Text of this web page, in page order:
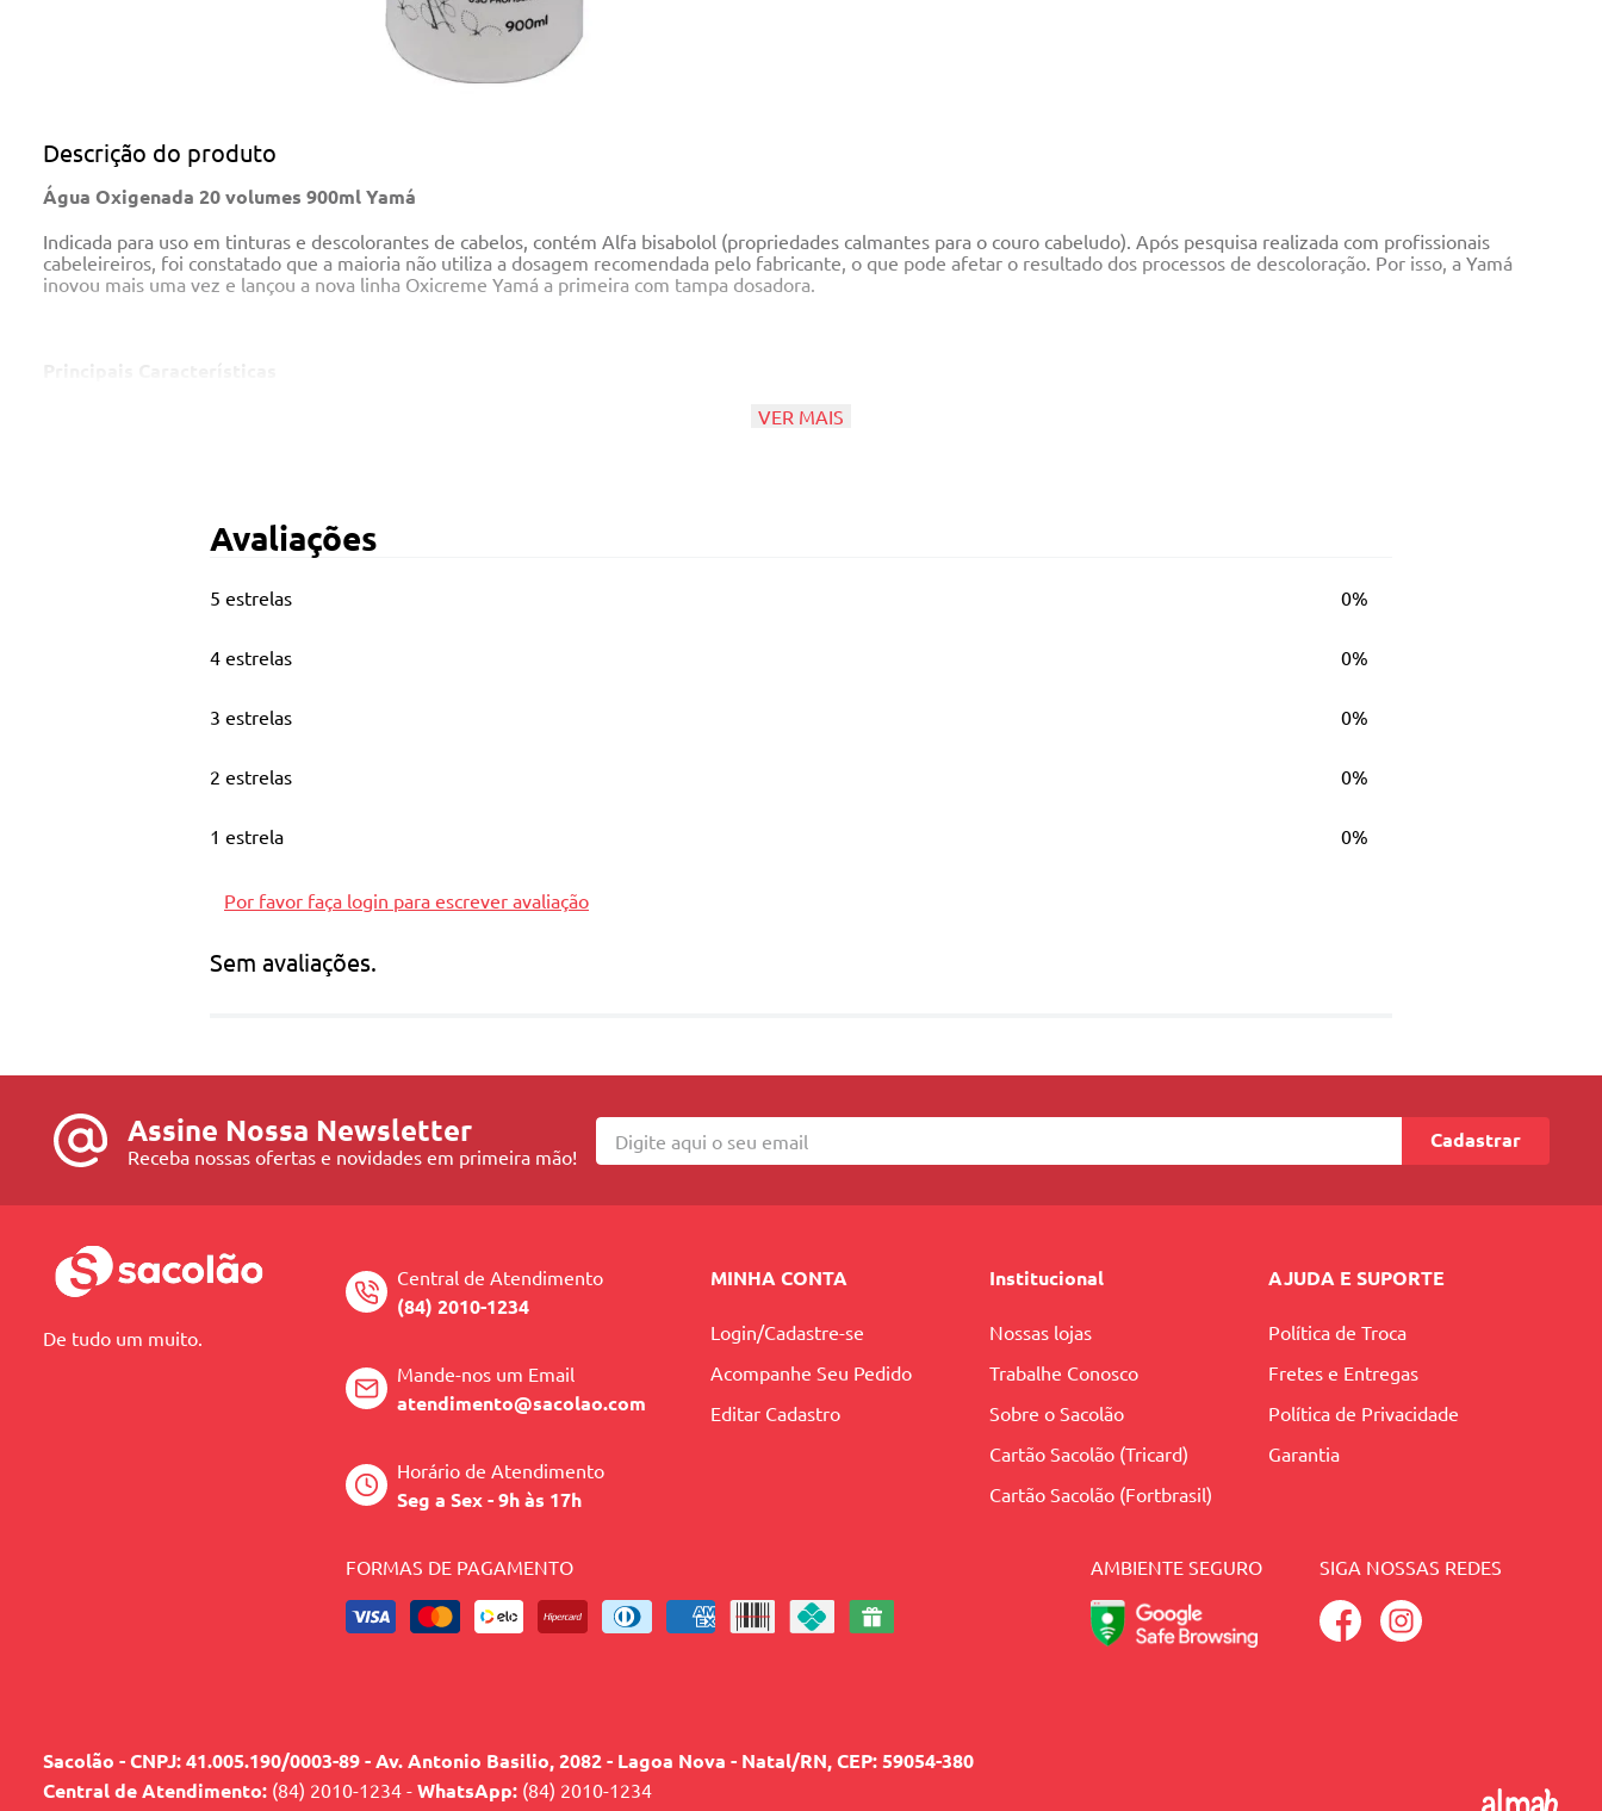
Descrição do produto
Água Oxigenada 20 volumes 900ml Yamá
Indicada para uso em tinturas e descolorantes de cabelos, contém Alfa bisabolol (propriedades calmantes para o couro cabeludo). Após pesquisa realizada com profissionais
cabeleireiros, foi constatado que a maioria não utiliza a dosagem recomendada pelo fabricante, o que pode afetar o resultado dos processos de descoloração. Por isso, a Yamá
inovou mais uma vez e lançou a nova linha Oxicreme Yamá a primeira com tampa dosadora.
VER MAIS
Avaliações
5 estrelas 0%
4 estrelas 0%
3 estrelas 0%
2 estrelas 0%
1 estrela 0%
Por favor faça login para escrever avaliação
Sem avaliações.
Assine Nossa Newsletter
Receba nossas ofertas e novidades em primeira mão!
Cadastrar
De tudo um muito.
Central de Atendimento
(84) 2010-1234
Mande-nos um Email
atendimento@sacolao.com
Horário de Atendimento
Seg a Sex - 9h às 17h
MINHA CONTA
Login/Cadastre-se
Acompanhe Seu Pedido
Editar Cadastro
Institucional
Nossas lojas
Trabalhe Conosco
Sobre o Sacolão
Cartão Sacolão (Tricard)
Cartão Sacolão (Fortbrasil)
AJUDA E SUPORTE
Política de Troca
Fretes e Entregas
Política de Privacidade
Garantia
FORMAS DE PAGAMENTO AMBIENTE SEGURO SIGA NOSSAS REDES
Sacolão - CNPJ: 41.005.190/0003-89 - Av. Antonio Basilio, 2082 - Lagoa Nova - Natal/RN, CEP: 59054-380
Central de Atendimento: (84) 2010-1234 - WhatsApp: (84) 2010-1234